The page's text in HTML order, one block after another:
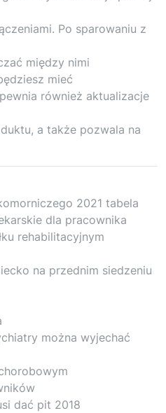
Po sparowaniu z
między nimi
mieć
również aktualizacje
a także pozwala na
2021 tabela
dla pracownika
rehabilitacyjnym
na przednim siedzeniu
można wyjechać
dać pit 2018